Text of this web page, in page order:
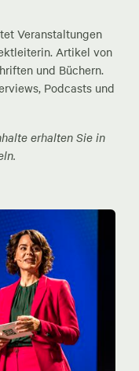
Veranstaltungen
Artikel von
und Büchern.
Podcasts und
erhalten Sie in